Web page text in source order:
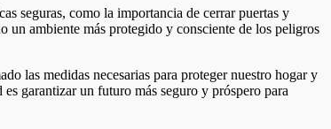
seguras, como la importancia de cerrar puertas y
un ambiente más protegido y consciente de los peligros
las medidas necesarias para proteger nuestro hogar y
garantizar un futuro más seguro y próspero para